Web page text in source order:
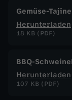
Gemüse-
Herunterladen
18 KB (PDF)
BBQ-
Herunterladen
107 KB (PDF)